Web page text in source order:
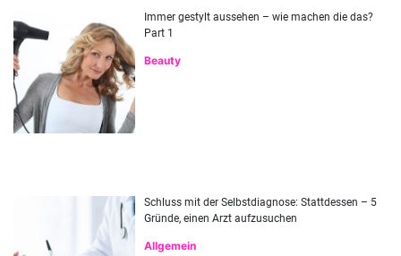
Immer gestylt aussehen – wie machen die das?
Part 1
Beauty
Schluss mit der Selbstdiagnose: Stattdessen – 5
Gründe, einen Arzt aufzusuchen
Allgemein